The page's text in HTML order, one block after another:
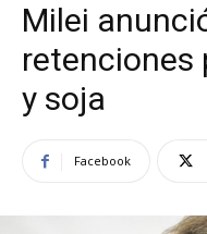
Milei
retenciones
y soja
Facebook